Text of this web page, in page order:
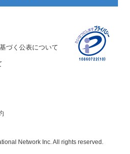
づく公表について
Network Inc. All rights reserved.